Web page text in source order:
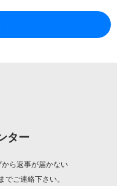
ター
ら返事が届かない
ご連絡下さい。